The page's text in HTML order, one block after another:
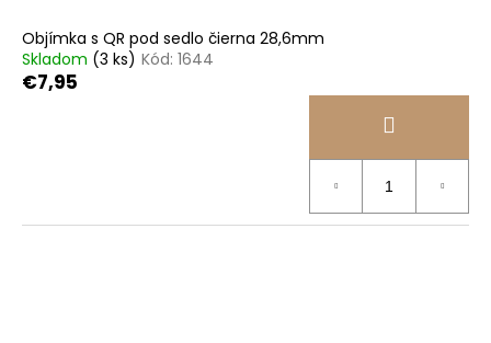
Objímka s QR pod sedlo čierna 28,6mm
Skladom (3 ks) Kód: 1644
€7,95